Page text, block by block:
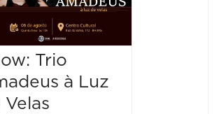
Trio
à Luz
Velas